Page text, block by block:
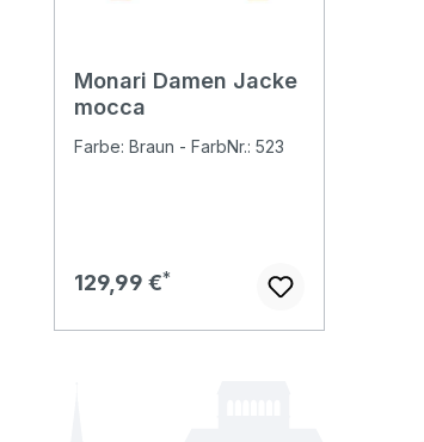
Monari Damen Jacke
mocca
Farbe: Braun - FarbNr.: 523
Regulärer Preis:
129,99 €